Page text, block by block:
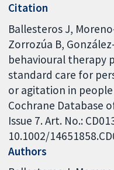
Citation
Ballesteros J,
Zorrozúa B,
behavioural therapy
standard care for
or agitation in
Cochrane Database
Issue 7. Art. No.:
10.1002/
Authors